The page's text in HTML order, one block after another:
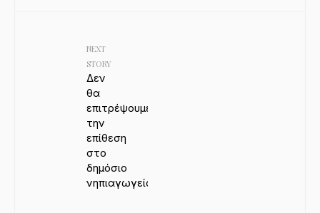
NEXT
STORY
Δεν
θα
επιτρέψουμε
την
επίθεση
στο
δημόσιο
νηπιαγωγείο!